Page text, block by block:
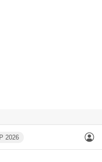
2026